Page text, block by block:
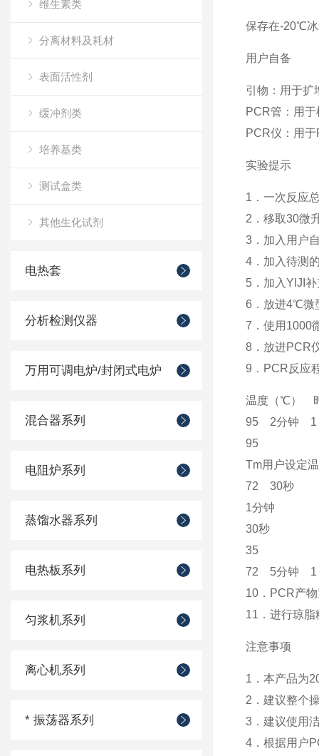
维生素类
分离材料及耗材
表面活性剂
缓冲剂类
培养基类
测试盒类
其他生化试剂
电热套
分析检测仪器
万用可调电炉/封闭式电炉
混合器系列
电阻炉系列
蒸馏水器系列
电热板系列
匀浆机系列
离心机系列
* 振荡器系列
保存在-20℃
用户自备
引物：用于扩
PCR管：用
PCR仪：用
实验提示
1．一次反应
2．移取30微
3．加入用户
4．加入待测
5．加入YIJI
6．放进4℃微
7．使用1000
8．放进PCR
9．PCR反应
温度（℃）
95 2分钟 1
95
Tm用户设定
72 30秒
1分钟
30秒
35
72 5分钟 1
10．PCR产
11．进行琼
注意事项
1．本产品为
2．建议整个
3．建议使用
4．根据用户